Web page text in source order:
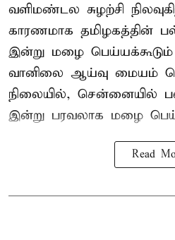
வளிமண்டல சுழற்சி
காரணமாக தமிழகத்தின்
இன்று மழை
வானிலை ஆய்வு மையம்
நிலையில், சென்னையில்
இன்று பரவலாக மழை
Read